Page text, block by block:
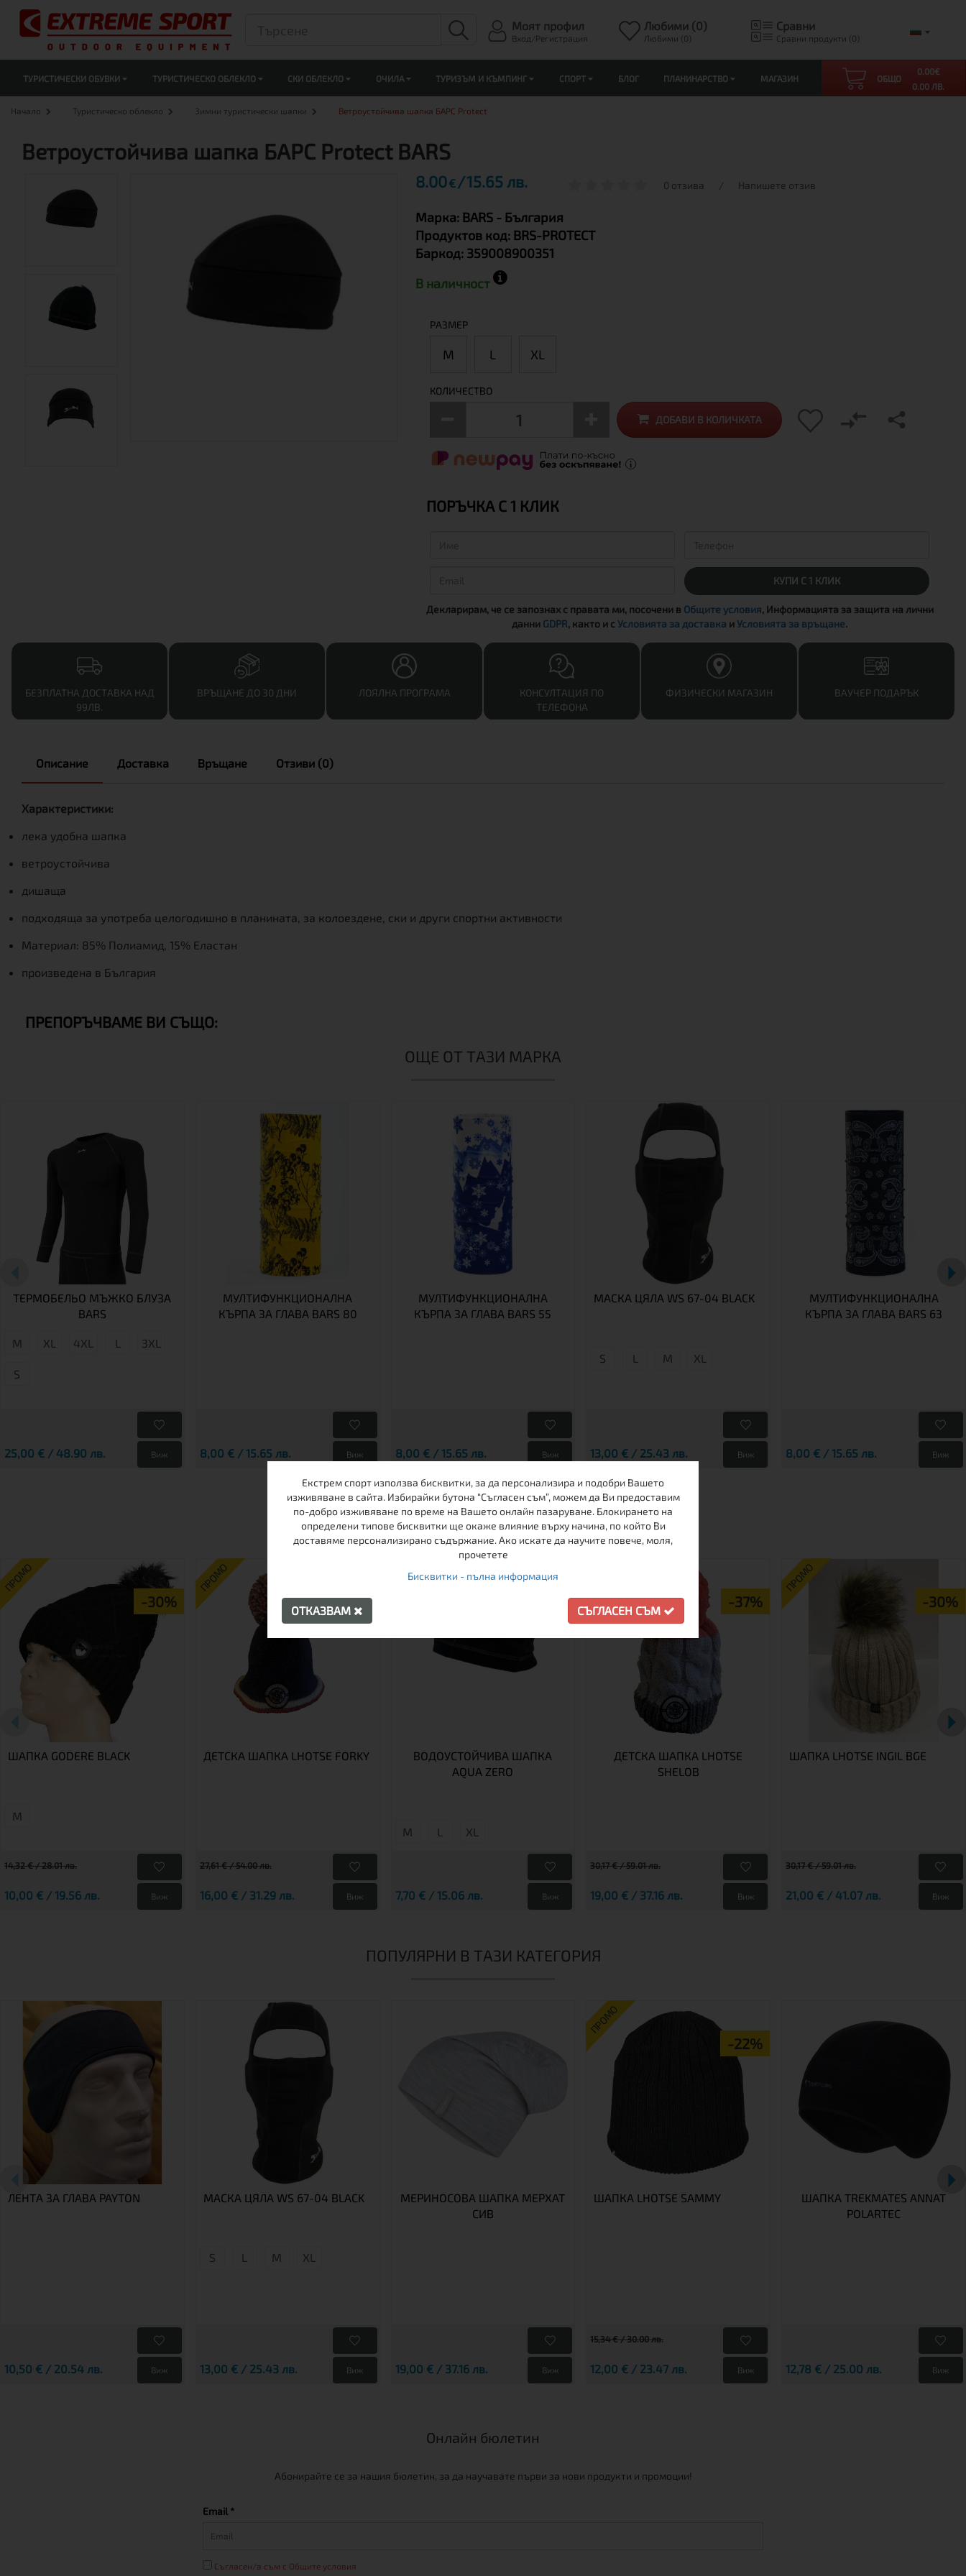
Моят профил
Вход/Регистрация
Любими (0)
Любими (0)
Сравни
Сравни продукти (0)
ТУРИСТИЧЕСКИ ОБУВКИ ТУРИСТИЧЕСКО ОБЛЕКЛО СКИ ОБЛЕКЛО ОЧИЛА ТУРИЗЪМ И КЪМПИНГ СПОРТ БЛОГ ПЛАНИНАРСТВО МАГАЗИН ОБЩО
0.00€
0.00 ЛВ.
Начало Туристическо облекло Зимни туристически шапки Ветроустойчива шапка БАРС Protect
Ветроустойчива шапка БАРС Protect BARS
8.00€ 15.65 лв. 0 отзива / Напишете отзив
Марка: BARS - България
Продуктов код: BRS-PROTECT
Баркод: 359008900351
В наличност
РАЗМЕР
М L XL
КОЛИЧЕСТВО
ДОБАВИ В КОЛИЧКАТА
ПОРЪЧКА С 1 КЛИК
КУПИ С 1 КЛИК
Декларирам, че се запознах с правата ми, посочени в Общите условия, Информацията за защита на лични
данни GDPR, както и сУсловията за доставка иУсловията за връщане.
БЕЗПЛАТНА ДОСТАВКА НАД
99ЛВ.
ВРЪЩАНЕ ДО 30 ДНИ ЛОЯЛНА ПРОГРАМА
КОНСУЛТАЦИЯ ПО
ТЕЛЕФОНА
ФИЗИЧЕСКИ МАГАЗИН ВАУЧЕР ПОДАРЪК
Описание Доставка Връщане Отзиви (0)
Характеристики:
лека удобна шапка
ветроустойчива
дишаща
подходяща за употреба целогодишно в планината, за колоездене, ски и други спортни активности
Материал: 85% Полиамид, 15% Еластан
произведена в България
ПРЕПОРЪЧВАМЕ ВИ СЪЩО:
ОЩЕ ОТ ТАЗИ МАРКА
ТЕРМОБЕЛЬО МЪЖКО БЛУЗА
BARS
М XL 4XL L 3XL
S
25,00 € / 48.90 лв. Виж
МУЛТИФУНКЦИОНАЛНА
КЪРПА ЗА ГЛАВА BARS 80
8,00 € / 15.65 лв. Виж
МУЛТИФУНКЦИОНАЛНА
КЪРПА ЗА ГЛАВА BARS 55
8,00 € / 15.65 лв. Виж
МАСКА ЦЯЛА WS 67-04 BLACK
S L М XL
13,00 € / 25.43 лв. Виж
МУЛТИФУНКЦИОНАЛНА
КЪРПА ЗА ГЛАВА BARS 63
8,00 € / 15.65 лв. Виж
ДРУГИ КЛИЕНТИ ХАРЕСАХА
ПРОМО
-30%
ШАПКА GODERE BLACK
М
14,32 € / 28.01 лв.
10,00 € / 19.56 лв. Виж
ПРОМО
-42%
ДЕТСКА ШАПКА LHOTSE FORKY
27,61 € / 54.00 лв.
16,00 € / 31.29 лв. Виж
ВОДОУСТОЙЧИВА ШАПКА
AQUA ZERO
М L XL
7,70 € / 15.06 лв. Виж
-37%
ДЕТСКА ШАПКА LHOTSE
SHELOB
30,17 € / 59.01 лв.
19,00 € / 37.16 лв. Виж
ПРОМО
-30%
ШАПКА LHOTSE INGIL BGE
30,17 € / 59.01 лв.
21,00 € / 41.07 лв. Виж
ПОПУЛЯРНИ В ТАЗИ КАТЕГОРИЯ
ЛЕНТА ЗА ГЛАВА PAYTON
10,50 € / 20.54 лв. Виж
МАСКА ЦЯЛА WS 67-04 BLACK
S L М XL
13,00 € / 25.43 лв. Виж
МЕРИНОСОВА ШАПКА МЕРХАТ
СИВ
19,00 € / 37.16 лв. Виж
ПРОМО
-22%
ШАПКА LHOTSE SAMMY
15,34 € / 30.00 лв.
12,00 € / 23.47 лв. Виж
ШАПКА TREKMATES ANNAT
POLARTEC
12,78 € / 25.00 лв. Виж
Онлайн бюлетин
Абонирайте се за нашия бюлетин, за да научавате първи за нови продукти и промоции!
Email *
Съгласен/а съм с Общите условия
Екстрем спорт използва бисквитки, за да персонализира и подобри Вашето
изживяване в сайта. Избирайки бутона “Съгласен съм”, можем да Ви предоставим
по-добро изживяване по време на Вашето онлайн пазаруване. Блокирането на
определени типове бисквитки ще окаже влияние върху начина, по който Ви
доставяме персонализирано съдържание. Ако искате да научите повече, моля,
прочетете
Бисквитки - пълна информация
ОТКАЗВАМ СЪГЛАСЕН СЪМ